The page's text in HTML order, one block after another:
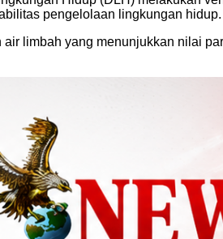
pengelolaan lingkungan hidup.
limbah yang menunjukkan nilai